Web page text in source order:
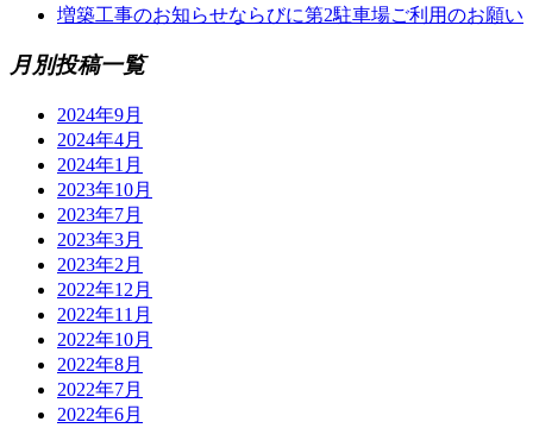
増築工事のお知らせならびに第2駐車場ご利用のお願い
月別投稿一覧
2024年9月
2024年4月
2024年1月
2023年10月
2023年7月
2023年3月
2023年2月
2022年12月
2022年11月
2022年10月
2022年8月
2022年7月
2022年6月